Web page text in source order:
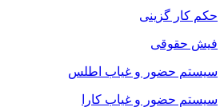
حکم کار گزینی
فیش حقوقی
سیستم حضور و غیاب اطلس
سیستم حضور و غیاب کارا